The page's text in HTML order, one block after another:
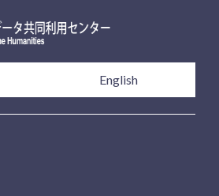
English